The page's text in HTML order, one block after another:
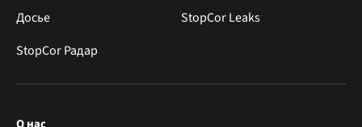
Досье
StopCor Leaks
StopCor Радар